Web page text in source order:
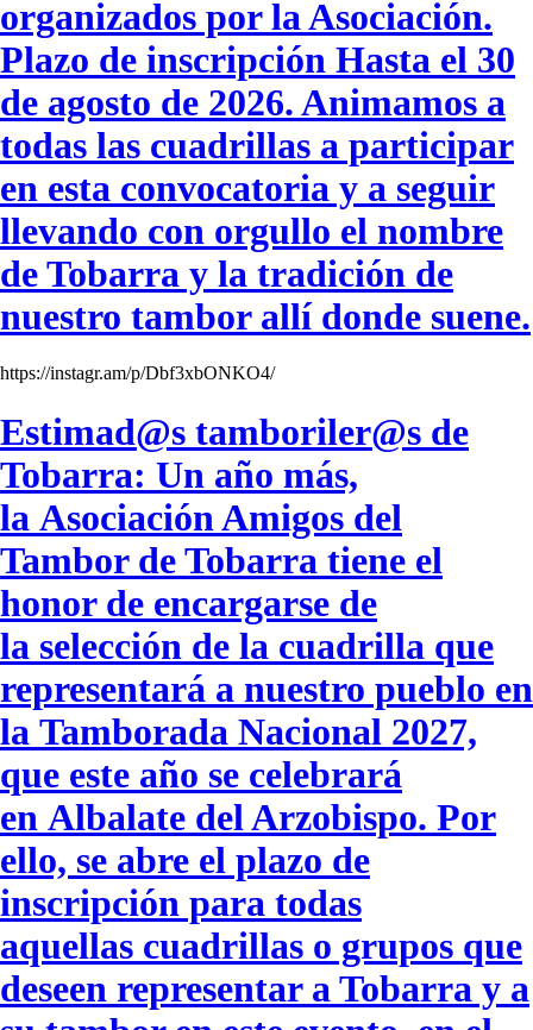
organizados por la Asociación.
Plazo de inscripción Hasta el 30
de agosto de 2026. Animamos a
todas las cuadrillas a participar
en esta convocatoria y a seguir
llevando con orgullo el nombre
de Tobarra y la tradición de
nuestro tambor allí donde suene.
https://instagr.am/p/Dbf3xbONKO4/
Estimad@s tamboriler@s de
Tobarra: Un año más,
la Asociación Amigos del
Tambor de Tobarra tiene el
honor de encargarse de
la selección de la cuadrilla que
representará a nuestro pueblo en
la Tamborada Nacional 2027,
que este año se celebrará
en Albalate del Arzobispo. Por
ello, se abre el plazo de
inscripción para todas
aquellas cuadrillas o grupos que
deseen representar a Tobarra y a